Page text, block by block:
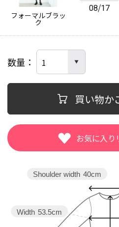
フォーマルブラッ
ク
08/17
数量
買い物か
Width 53.5cm
Shoulder width 40cm